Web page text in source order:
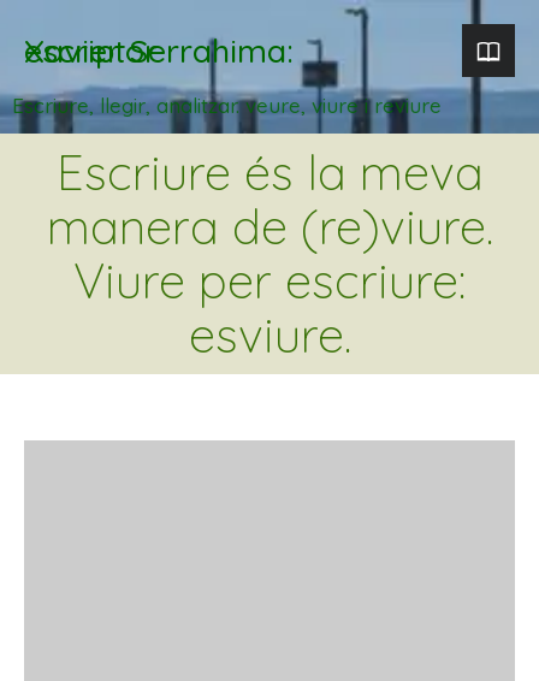
Xavier Serrahima: escriptor
Escriure, llegir, analitzar. veure, viure i reviure
Escriure és la meva
manera de (re)viure.
Viure per escriure:
esviure.